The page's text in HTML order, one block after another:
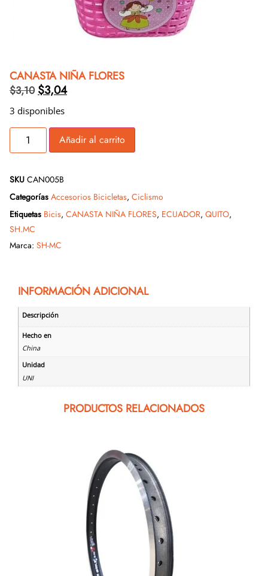
CANASTA NIÑA FLORES
$3,10 $3,04
3 disponibles
Añadir al carrito
SKU CAN005B
Categorías Accesorios Bicicletas, Ciclismo
Etiquetas Bicis, CANASTA NIÑA FLORES, ECUADOR, QUITO,
SH.MC
Marca: SH-MC
INFORMACIÓN ADICIONAL
Descripción
Hecho en
China
Unidad
UNI
PRODUCTOS RELACIONADOS